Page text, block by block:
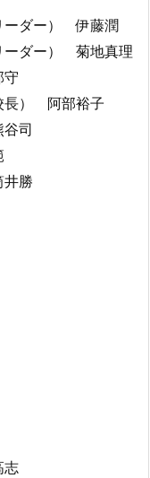
ーダー） 伊藤潤
ーダー） 菊地真理
守
長） 阿部裕子
司
勝
志